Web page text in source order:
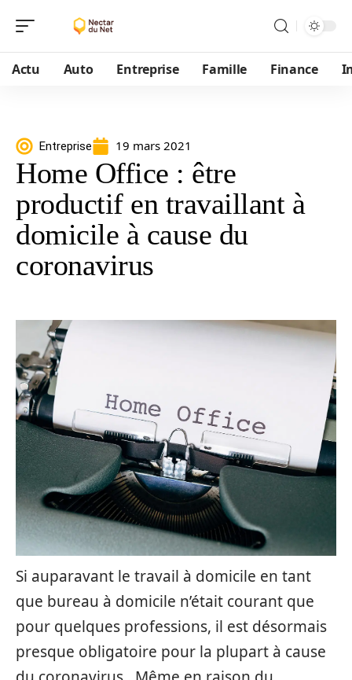
Actu Auto Entreprise Famille Finance
Entreprise 19 mars 2021
Home Office : être
productif en travaillant à
domicile à cause du
coronavirus
Si auparavant le travail à domicile en tant
que bureau à domicile n’était courant que
pour quelques professions, il est désormais
presque obligatoire pour la plupart à cause